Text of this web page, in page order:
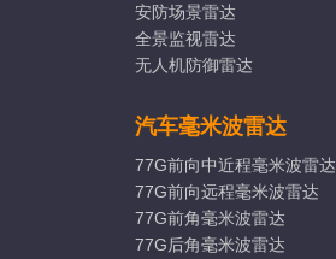
安防场景雷达
全景监视雷达
无人机防御雷达
汽车毫米波雷达
77G前向中近程毫米波雷达
77G前向远程毫米波雷达
77G前角毫米波雷达
77G后角毫米波雷达